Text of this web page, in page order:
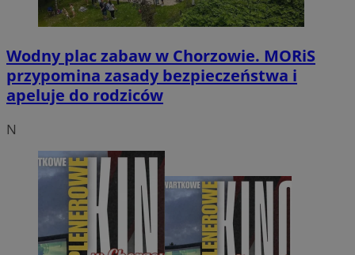
Wodny plac zabaw w Chorzowie. MORiS
przypomina zasady bezpieczeństwa i
apeluje do rodziców
N